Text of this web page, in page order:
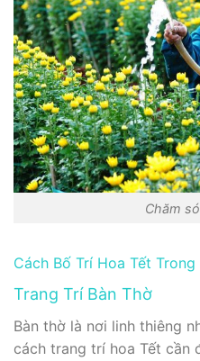
Chăm
Cách Bố Trí Hoa Tết Trong
Trang Trí Bàn Thờ
Bàn thờ là nơi linh thiêng
cách trang trí hoa Tết cần